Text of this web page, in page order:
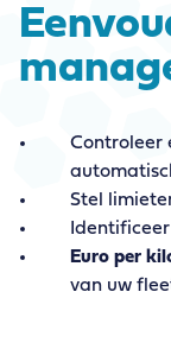
Controleer
Stel
Euro per
van uw